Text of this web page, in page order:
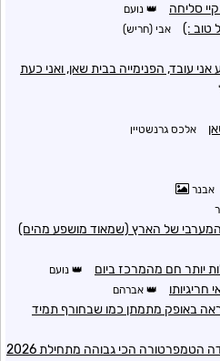
סליחה נועם
טוב :) אבי (חריש)
עובד, הפנימייה בבית שאן, ואני כעת
אלכס גרנשטיין
אבנר
המערבי של הארץ (שמאוד מושפע מהים)
יותר חם מהמרכז ביום נועם
חריגיותו אברהם
באופק מתמתן כמו שבחורף תמיד
אתה צודק, אבל אתמול נמדדה הטמפרטורה הכי גבוהה מתחילת 2026